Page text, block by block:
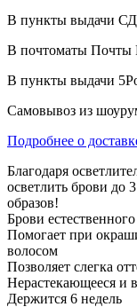
В пункты выдачи
В почтоматы Почты
В пункты выдачи
Самовывоз из
Подробнее о
Благодаря
осветлить брови до
образов!
Брови
Помогает при
волосом
Позволяет слегка
Нерастекающееся и
Держится 6 недель